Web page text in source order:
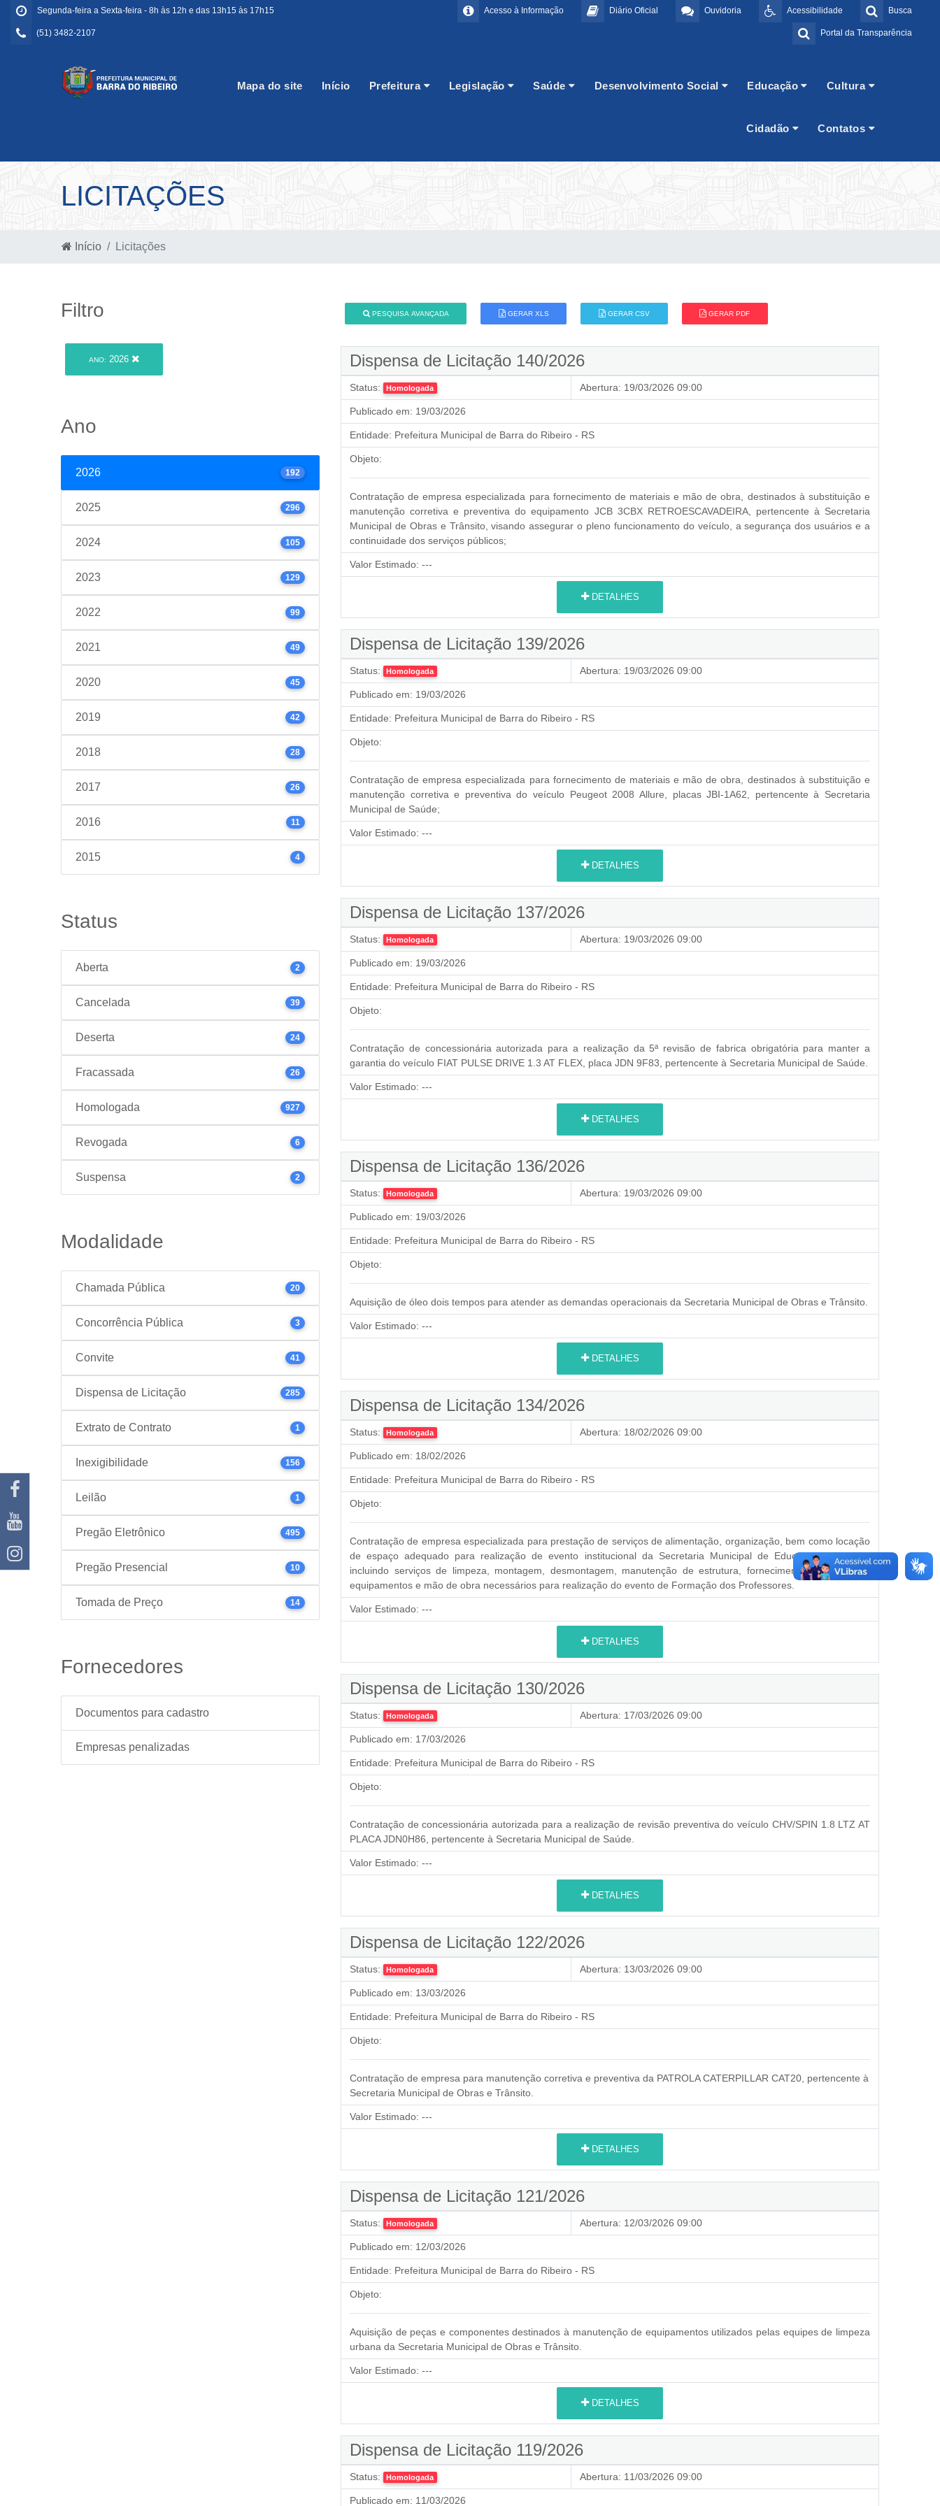
Segunda-feira a Sexta-feira - 8h às 12h e das 13h15 às 17h15
(51) 3482-2107
Busca
Acessibilidade
Ouvidoria
Diário Oficial
Acesso à Informação
Portal da Transparência
Mapa do site Início Prefeitura Legislação Saúde Desenvolvimento Social Educação Cultura
Cidadão Contatos
LICITAÇÕES
Início Licitações
Filtro
ANO: 2026
Ano
2026 192
2025 296
2024 105
2023 129
2022 99
2021 49
2020 45
2019 42
2018 28
2017 26
2016 11
2015 4
Status
Aberta 2
Cancelada 39
Deserta 24
Fracassada 26
Homologada 927
Revogada 6
Suspensa 2
Modalidade
Chamada Pública 20
Concorrência Pública 3
Convite 41
Dispensa de Licitação 285
Extrato de Contrato 1
Inexigibilidade 156
Leilão 1
Pregão Eletrônico 495
Pregão Presencial 10
Tomada de Preço 14
Fornecedores
Documentos para cadastro
Empresas penalizadas
PESQUISA AVANÇADA GERAR XLS GERAR CSV GERAR PDF
Dispensa de Licitação 140/2026
Status: Homologada Abertura: 19/03/2026 09:00
Publicado em: 19/03/2026
Entidade: Prefeitura Municipal de Barra do Ribeiro - RS
Objeto:
Contratação de empresa especializada para fornecimento de materiais e mão de obra, destinados à substituição e
manutenção corretiva e preventiva do equipamento JCB 3CBX RETROESCAVADEIRA, pertencente à Secretaria
Municipal de Obras e Trânsito, visando assegurar o pleno funcionamento do veículo, a segurança dos usuários e a
continuidade dos serviços públicos;
Valor Estimado: ---
DETALHES
Dispensa de Licitação 139/2026
Status: Homologada Abertura: 19/03/2026 09:00
Publicado em: 19/03/2026
Entidade: Prefeitura Municipal de Barra do Ribeiro - RS
Objeto:
Contratação de empresa especializada para fornecimento de materiais e mão de obra, destinados à substituição e
manutenção corretiva e preventiva do veículo Peugeot 2008 Allure, placas JBI-1A62, pertencente à Secretaria
Municipal de Saúde;
Valor Estimado: ---
DETALHES
Dispensa de Licitação 137/2026
Status: Homologada Abertura: 19/03/2026 09:00
Publicado em: 19/03/2026
Entidade: Prefeitura Municipal de Barra do Ribeiro - RS
Objeto:
Contratação de concessionária autorizada para a realização da 5ª revisão de fabrica obrigatória para manter a
garantia do veículo FIAT PULSE DRIVE 1.3 AT FLEX, placa JDN 9F83, pertencente à Secretaria Municipal de Saúde.
Valor Estimado: ---
DETALHES
Dispensa de Licitação 136/2026
Status: Homologada Abertura: 19/03/2026 09:00
Publicado em: 19/03/2026
Entidade: Prefeitura Municipal de Barra do Ribeiro - RS
Objeto:
Aquisição de óleo dois tempos para atender as demandas operacionais da Secretaria Municipal de Obras e Trânsito.
Valor Estimado: ---
DETALHES
Dispensa de Licitação 134/2026
Status: Homologada Abertura: 18/02/2026 09:00
Publicado em: 18/02/2026
Entidade: Prefeitura Municipal de Barra do Ribeiro - RS
Objeto:
Contratação de empresa especializada para prestação de serviços de alimentação, organização, bem como locação
de espaço adequado para realização de evento institucional da Secretaria Municipal de Educação e Cultura,
incluindo serviços de limpeza, montagem, desmontagem, manutenção de estrutura, fornecimento de materiais,
equipamentos e mão de obra necessários para realização do evento de Formação dos Professores.
Valor Estimado: ---
DETALHES
Dispensa de Licitação 130/2026
Status: Homologada Abertura: 17/03/2026 09:00
Publicado em: 17/03/2026
Entidade: Prefeitura Municipal de Barra do Ribeiro - RS
Objeto:
Contratação de concessionária autorizada para a realização de revisão preventiva do veículo CHV/SPIN 1.8 LTZ AT
PLACA JDN0H86, pertencente à Secretaria Municipal de Saúde.
Valor Estimado: ---
DETALHES
Dispensa de Licitação 122/2026
Status: Homologada Abertura: 13/03/2026 09:00
Publicado em: 13/03/2026
Entidade: Prefeitura Municipal de Barra do Ribeiro - RS
Objeto:
Contratação de empresa para manutenção corretiva e preventiva da PATROLA CATERPILLAR CAT20, pertencente à
Secretaria Municipal de Obras e Trânsito.
Valor Estimado: ---
DETALHES
Dispensa de Licitação 121/2026
Status: Homologada Abertura: 12/03/2026 09:00
Publicado em: 12/03/2026
Entidade: Prefeitura Municipal de Barra do Ribeiro - RS
Objeto:
Aquisição de peças e componentes destinados à manutenção de equipamentos utilizados pelas equipes de limpeza
urbana da Secretaria Municipal de Obras e Trânsito.
Valor Estimado: ---
DETALHES
Dispensa de Licitação 119/2026
Status: Homologada Abertura: 11/03/2026 09:00
Publicado em: 11/03/2026